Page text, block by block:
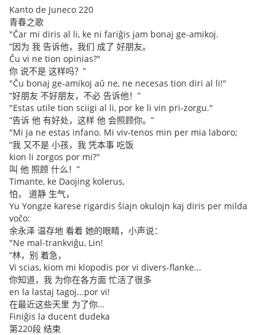
Kanto de Juneco 220
青春之歌
"Ĉar mi diris al li, ke ni fariĝis jam bonaj ge-amikoj.
“因为 我 告诉他，我们 成了 好朋友。
Ĉu vi ne tion opinias?"
你 说不是 这样吗？”
"Ĉu bonaj ge-amikoj aŭ ne, ne necesas tion diri al li!"
“好朋友 不好朋友，不必 告诉他！”
"Estas utile tion sciigi al li, por ke li vin pri-zorgu."
“告诉 他 有好处，这样 他 会照顾你。”
"Mi ja ne estas infano. Mi viv-tenos min per mia laboro;
“我 又不是 小孩，我 凭本事 吃饭
kion li zorgos por mi?"
叫 他 照顾 什么！”
Timante, ke Daojing kolerus,
怕， 道静 生气，
Yu Yongze karese rigardis ŝiajn okulojn kaj diris per milda
voĉo:
余永泽 温存地 看着 她的眼睛，小声说：
"Ne mal-trankviĝu, Lin!
“林，别 着急，
Vi scias, kiom mi klopodis por vi divers-flanke...
你知道，我 为你在各方面 忙活了很多
en la lastaj tagoj...por vi!
在最近这些天里 为了你…
Finiĝis la ducent dudeka
第220段 结束